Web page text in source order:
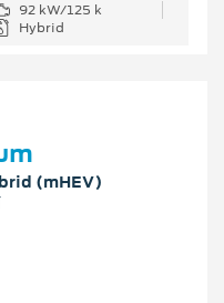
92 kW/125 k
Hybrid
(mHEV)